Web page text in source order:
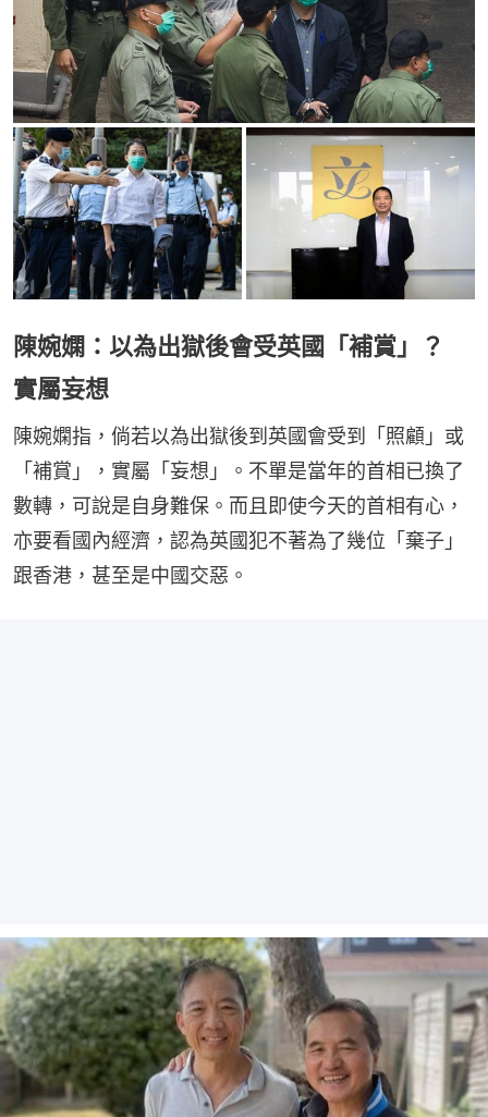
陳婉嫻：以為出獄後會受英國「補賞」？
實屬妄想
陳婉嫻指，倘若以為出獄後到英國會受到「照顧」或
「補賞」，實屬「妄想」。不單是當年的首相已換了
數轉，可說是自身難保。而且即使今天的首相有心，
亦要看國內經濟，認為英國犯不著為了幾位「棄子」
跟香港，甚至是中國交惡。